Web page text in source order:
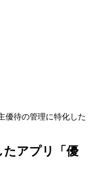
優待の管理に特化した
たアプリ「優